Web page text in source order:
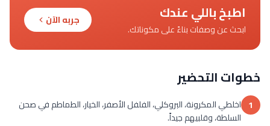
اطبخ باللي عندك
ابحث عن وصفات بناءً على مكوناتك.
جربه الآن
خطوات التحضير
1 اخلطي المكرونة، البروكلي، الفلفل الأصفر، الخيار، الطماطم في صحن
السلطة، وقلبيهم جيداً.